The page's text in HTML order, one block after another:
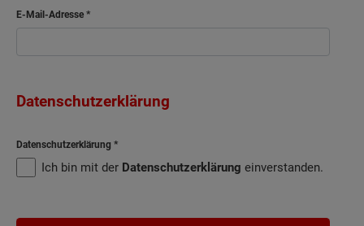
E-Mail-Adresse
Datenschutzerklärung
Datenschutzerklärung
Ich bin mit der Datenschutzerklärung einverstanden.